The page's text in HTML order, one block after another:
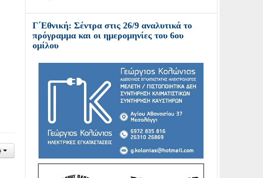
Γ΄Εθνική: Σέντρα στις 26/9 αναλυτικά το
πρόγραμμα και οι ημερομηνίες του 6ου
ομίλου